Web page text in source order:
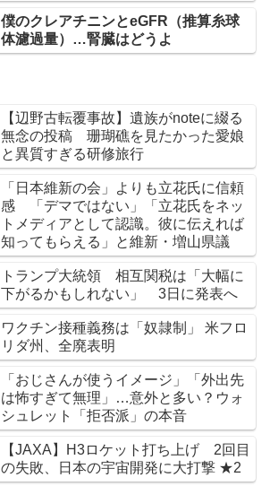
僕のクレアチニンとeGFR（推算糸球
体濾過量）…腎臓はどうよ
【辺野古転覆事故】遺族がnoteに綴る
無念の投稿 珊瑚礁を見たかった愛娘
と異質すぎる研修旅行
「日本維新の会」よりも立花氏に信頼
感 「デマではない」「立花氏をネッ
トメディアとして認識。彼に伝えれば
知ってもらえる」と維新・増山県議
トランプ大統領 相互関税は「大幅に
下がるかもしれない」 3日に発表へ
ワクチン接種義務は「奴隷制」 米フロ
リダ州、全廃表明
「おじさんが使うイメージ」「外出先
は怖すぎて無理」…意外と多い？ウォ
シュレット「拒否派」の本音
【JAXA】H3ロケット打ち上げ 2回目
の失敗、日本の宇宙開発に大打撃 ★2